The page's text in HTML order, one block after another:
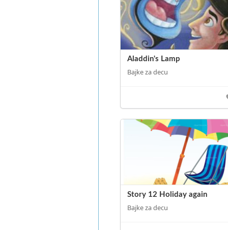
Aladdin's Lamp
Bajke za decu
Story 12 Holiday again
Bajke za decu